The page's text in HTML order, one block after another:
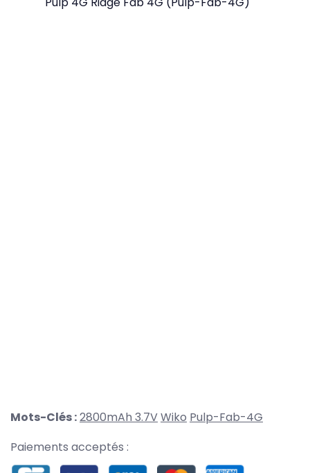
Mots-Clés :2800mAh 3.7VWiko Pulp-Fab-4G
Paiements acceptés :